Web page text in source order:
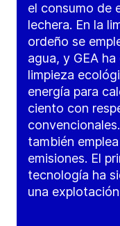
el consumo de
lechera. En la
ordeño se
agua, y GEA
limpieza
energía para
ciento con
también
emisiones. El
tecnología ha
una